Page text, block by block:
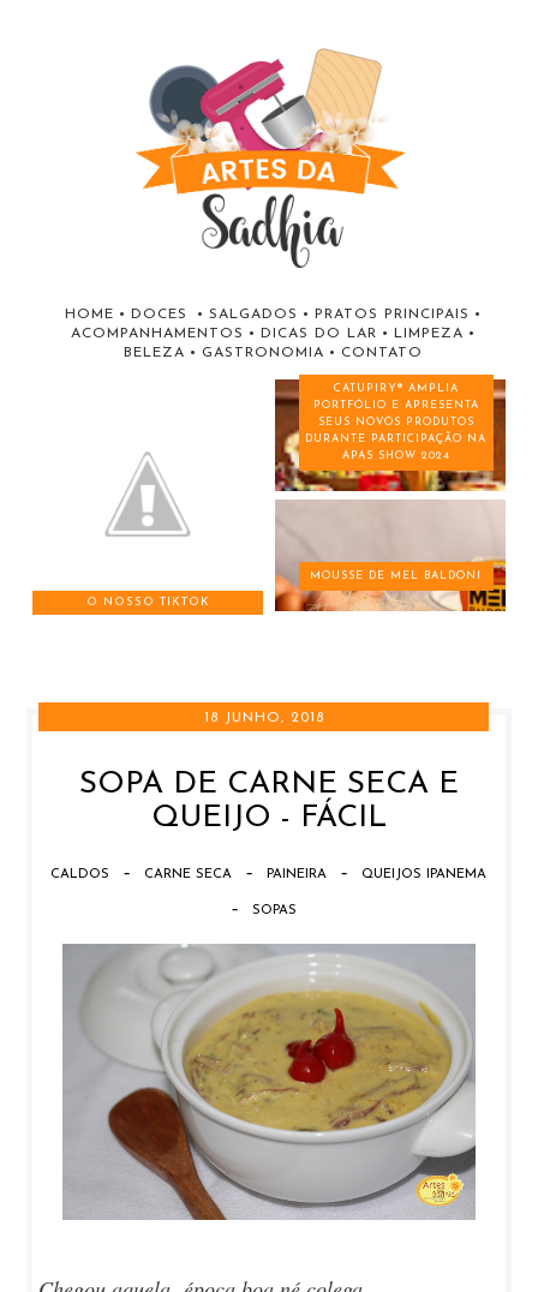
HOME • DOCES • SALGADOS • PRATOS PRINCIPAIS •
ACOMPANHAMENTOS • DICAS DO LAR • LIMPEZA •
BELEZA • GASTRONOMIA • CONTATO
O NOSSO TIKTOK
CATUPIRY® AMPLIA
PORTFÓLIO E APRESENTA
SEUS NOVOS PRODUTOS
DURANTE PARTICIPAÇÃO NA
APAS SHOW 2024
MOUSSE DE MEL BALDONI
18 JUNHO, 2018
SOPA DE CARNE SECA E
QUEIJO - FÁCIL
CALDOS - CARNE SECA - PAINEIRA - QUEIJOS IPANEMA
- SOPAS